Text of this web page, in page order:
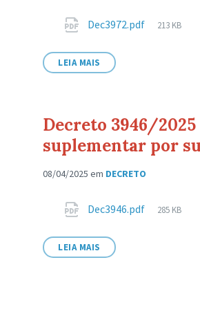
AnexosDec3972.pdf
Tamanho
213 KB
LEIA MAIS
Decreto 3946/
suplementar por
08/04/2025 em DECRETO
AnexosDec3946.pdf
Tamanho
285 KB
LEIA MAIS